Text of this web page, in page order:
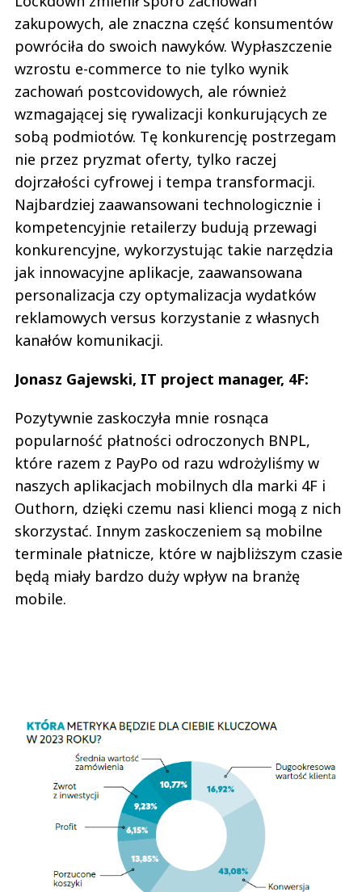
zakupowych, ale znaczna część konsumentów
powróciła do swoich nawyków. Wypłaszczenie
wzrostu e-commerce to nie tylko wynik
zachowań postcovidowych, ale również
wzmagającej się rywalizacji konkurujących ze
sobą podmiotów. Tę konkurencję postrzegam
nie przez pryzmat oferty, tylko raczej
dojrzałości cyfrowej i tempa transformacji.
Najbardziej zaawansowani technologicznie i
kompetencyjnie retailerzy budują przewagi
konkurencyjne, wykorzystując takie narzędzia
jak innowacyjne aplikacje, zaawansowana
personalizacja czy optymalizacja wydatków
reklamowych versus korzystanie z własnych
kanałów komunikacji.
Jonasz Gajewski, IT project manager, 4F:
Pozytywnie zaskoczyła mnie rosnąca
popularność płatności odroczonych BNPL,
które razem z PayPo od razu wdrożyliśmy w
naszych aplikacjach mobilnych dla marki 4F i
Outhorn, dzięki czemu nasi klienci mogą z nich
skorzystać. Innym zaskoczeniem są mobilne
terminale płatnicze, które w najbliższym czasie
będą miały bardzo duży wpływ na branżę
mobile.